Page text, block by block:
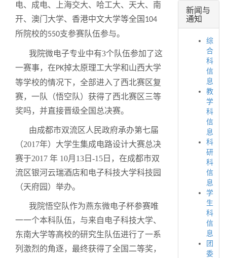
电、成电、上海交大、哈工大、天大、南
开、澳门大学、香港中文大学等全国 104
所院校的550支参赛队伍参与。
我院微电子专业中有3个队伍参加了这
一赛事，在PK掉太原理工大学和山西大学
等学校的情况下，全部进入了西北赛区复
赛，一队（悟空队）获得了西北赛区三等
奖吗，并直接晋级全国总决赛。
由成都市双流区人民政府承办第七届
（2017年）大学生集成电路设计大赛总决
赛于2017 年 10月13日-15日，在成都市双
流区银河云瑞酒店和电子科技大学科技园
（天府园）举办。
我院悟空队作为燕东微电子杯参赛唯
一一个本科队伍，与来自电子科技大学、
东南大学等高校的研究生队伍进行了一系
列激烈的角逐，最终获得了全国二等奖，
新闻与
通知
综
合
科
信
息
教
学
科
信
息
科
研
科
信
息
学
生
科
信
息
团
委